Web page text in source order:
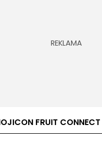
FRUIT CONNECT